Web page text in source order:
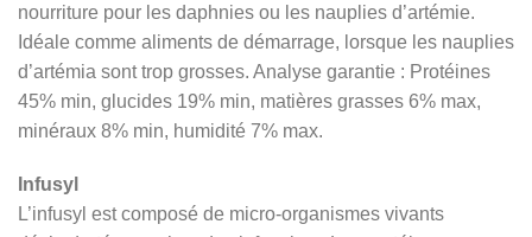
nourriture pour les daphnies ou les nauplies d’artémie.
Idéale comme aliments de démarrage, lorsque les nauplies
d’artémia sont trop grosses. Analyse garantie : Protéines
45% min, glucides 19% min, matières grasses 6% max,
minéraux 8% min, humidité 7% max.
Infusyl
L’infusyl est composé de micro-organismes vivants